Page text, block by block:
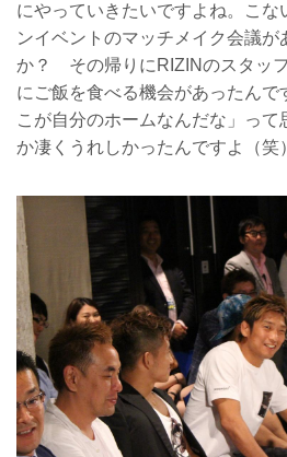
にやっていきたいですよね。こな
ンイベントのマッチメイク会議が
か？ その帰りにRIZINのスタッ
にご飯を食べる機会があったんで
こが自分のホームなんだな」っ
か凄くうれしかったんですよ（笑